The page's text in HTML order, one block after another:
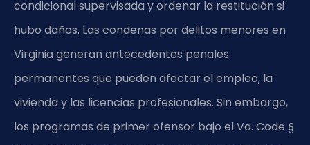
condicional supervisada y ordenar la restitución si
hubo daños. Las condenas por delitos menores en
Virginia generan antecedentes penales
permanentes que pueden afectar el empleo, la
vivienda y las licencias profesionales. Sin embargo,
los programas de primer ofensor bajo el Va. Code §